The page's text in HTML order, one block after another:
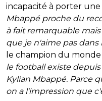
incapacité à porter une
Mbappé proche du
à fait remarquable
que je n'aime pas
le champion du monde
le football existe
Kylian Mbappé. Parce
on a l'impression que